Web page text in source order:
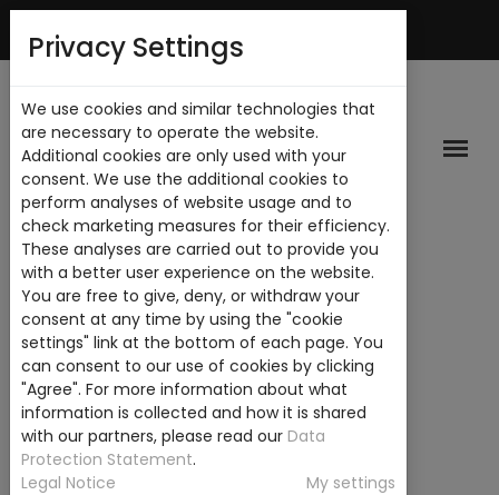
Privacy Settings
We use cookies and similar technologies that
are necessary to operate the website.
Additional cookies are only used with your
consent. We use the additional cookies to
perform analyses of website usage and to
check marketing measures for their efficiency.
These analyses are carried out to provide you
with a better user experience on the website.
You are free to give, deny, or withdraw your
consent at any time by using the "cookie
settings" link at the bottom of each page. You
can consent to our use of cookies by clicking
"Agree". For more information about what
information is collected and how it is shared
with our partners, please read our Data
Protection Statement.
Legal Notice
My settings